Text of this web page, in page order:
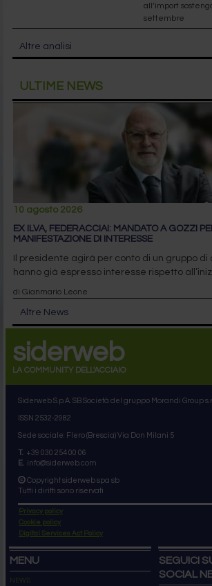
all’import
settembre
Altre analisi
ULTIME NEWS
10 agosto 2026
EX ILVA, FEDERACCIAI: MANDATO A GOZZI
MANIFESTAZIONE DI INTERESSE
Il presidente agirà per conto di un gruppo di
hanno già espresso interesse rispetto
di Gianmario Leone
Altre News
siderweb
LA COMMUNITY DELL'ACCIAIO
Siderweb S.p.A. SB Società del gruppo Morandi Group
ISSN 2532-2982
Sede sociale: Flero (Brescia) Via Don Milani 5
T. +39 030 254 00 06
E.
info@siderweb.com
Copyright siderweb spa sb
Tutti i diritti sono riservati
Privacy policy
Cookie policy
Digital Services Act Policy
MENU
NEWS
SEGUICI
SOCIAL